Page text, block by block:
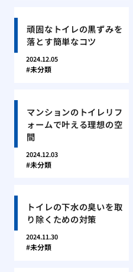
頑固なトイレの黒ずみを
落とす簡単なコツ
2024.12.05
未分類
マンションのトイレリフ
ォームで叶える理想の空
間
2024.12.03
未分類
トイレの下水の臭いを取
り除くための対策
2024.11.30
未分類